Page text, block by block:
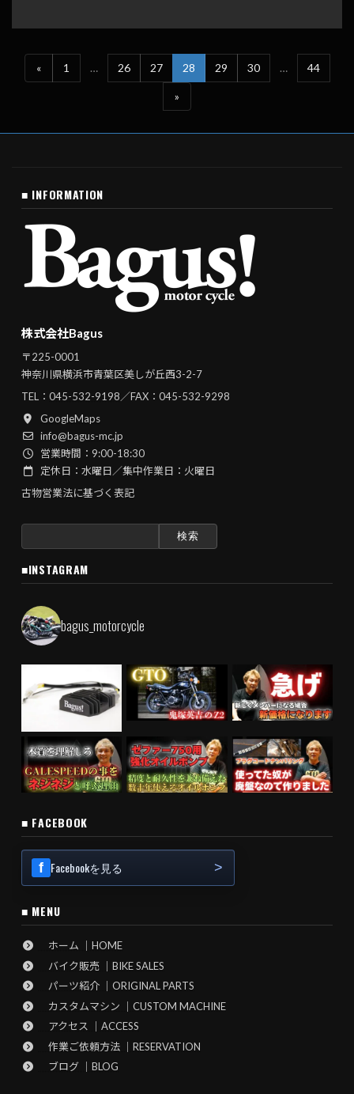
« 1 … 26 27 28 29 30 … 44
»
■ INFORMATION
株式会社Bagus
〒225-0001
神奈川県横浜市青葉区美しが丘西3-2-7
TEL： 045-532-9198／FAX：045-532-9298
GoogleMaps
info@bagus-mc.jp
営業時間：9:00-18:30
定休日：水曜日／集中作業日：火曜日
古物営業法に基づく表記
検
■INSTAGRAM
bagus_motorcycle
■ FACEBOOK
Facebookを見る
■ MENU
ホーム ｜HOME
バイク販売 ｜BIKE SALES
パーツ紹介 ｜ORIGINAL PARTS
カスタムマシン ｜CUSTOM MACHINE
アクセス ｜ACCESS
作業ご依頼方法 ｜RESERVATION
ブログ ｜BLOG